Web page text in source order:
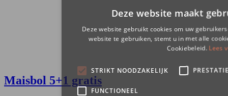
Maisbol 5+1 gratis